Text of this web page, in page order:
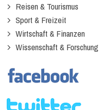
Reisen & Tourismus
Sport & Freizeit
Wirtschaft & Finanzen
Wissenschaft & Forschung